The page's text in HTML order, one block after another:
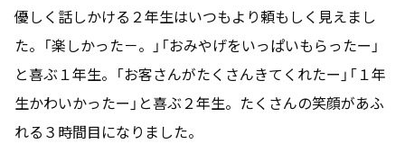
優しく話しかける２年生はいつもより頼もしく見えまし
た。「楽しかった－。」「おみやげをいっぱいもらったー」
と喜ぶ１年生。「お客さんがたくさんきてくれたー」「１年
生かわいかったー」と喜ぶ２年生。たくさんの笑顔があふ
れる３時間目になりました。